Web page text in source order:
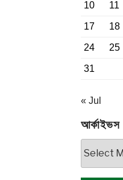
10 11
17 18
24 25
31
« Jul
আর্কাইভস